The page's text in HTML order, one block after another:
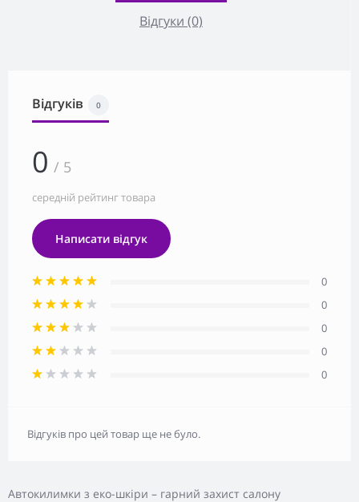
Відгуки (0)
Автокилимки з еко-шкіри – гарний захист салону
Відгуків 0
0 / 5
середній рейтинг товара
Написати відгук
0
0
0
0
0
Відгуків про цей товар ще не було.